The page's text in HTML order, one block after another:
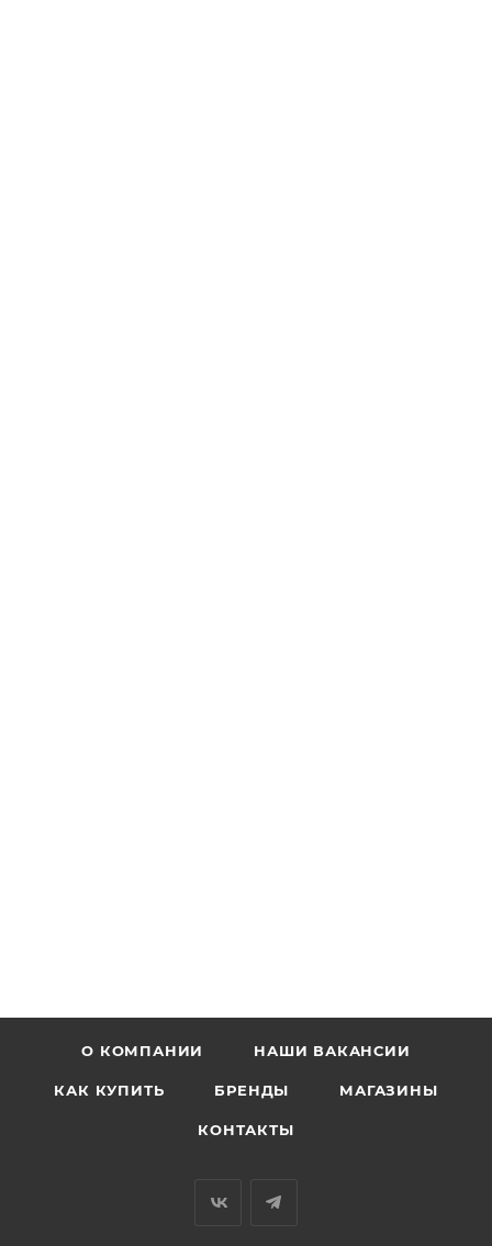
О КОМПАНИИ НАШИ ВАКАНСИИ
КАК КУПИТЬ БРЕНДЫ МАГАЗИНЫ
КОНТАКТЫ